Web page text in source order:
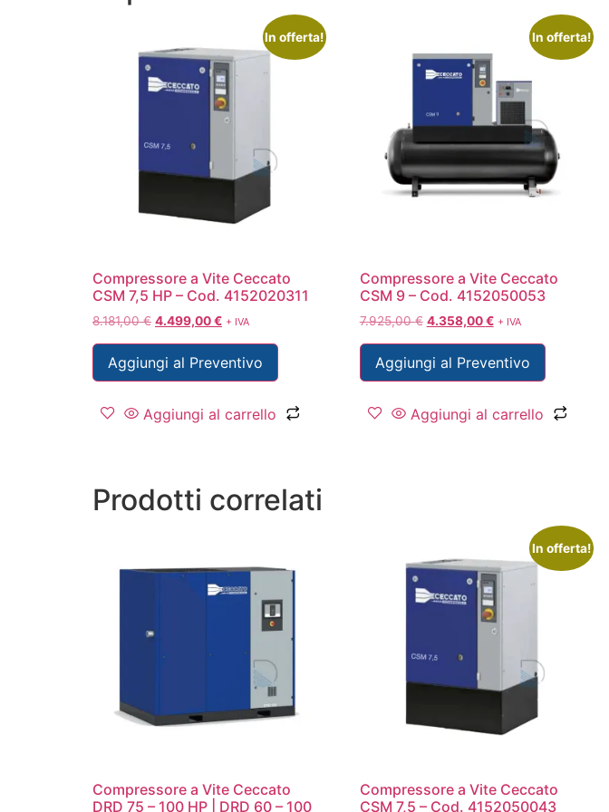
In offerta!
Compressore a Vite Ceccato
CSM 7,5 HP – Cod. 4152020311
8.181,00€ 4.499,00€ + IVA
Aggiungi al Preventivo
Aggiungi al carrello
In offerta!
Compressore a Vite Ceccato
CSM 9 – Cod. 4152050053
7.925,00€ 4.358,00€ + IVA
Aggiungi al Preventivo
Aggiungi al carrello
Prodotti correlati
Compressore a Vite Ceccato
DRD 75 – 100 HP | DRD 60 – 100
In offerta!
Compressore a Vite Ceccato
CSM 7,5 – Cod. 4152050043